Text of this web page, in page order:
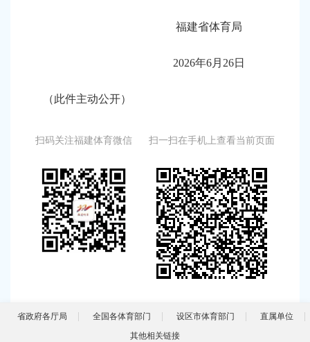
福建省体育局
2026年6月26日
（此件主动公开）
扫码关注福建体育微信 扫一扫在手机上查看当前页面
省政府各厅局 全国各体育部门 设区市体育部门
直属单位
其他相关链接